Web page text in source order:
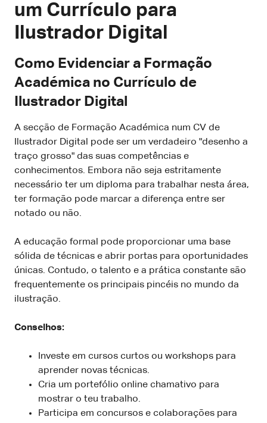
um Currículo para
Ilustrador Digital
Como Evidenciar a Formação
Académica no Currículo de
Ilustrador Digital
A secção de Formação Académica num CV de
Ilustrador Digital pode ser um verdadeiro "desenho a
traço grosso" das suas competências e
conhecimentos. Embora não seja estritamente
necessário ter um diploma para trabalhar nesta área,
ter formação pode marcar a diferença entre ser
notado ou não.
A educação formal pode proporcionar uma base
sólida de técnicas e abrir portas para oportunidades
únicas. Contudo, o talento e a prática constante são
frequentemente os principais pincéis no mundo da
ilustração.
Conselhos:
Investe em cursos curtos ou workshops para
aprender novas técnicas.
Cria um portefólio online chamativo para
mostrar o teu trabalho.
Participa em concursos e colaborações para